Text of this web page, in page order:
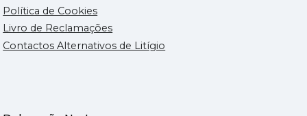
Política de Cookies
Livro de Reclamações
Contactos Alternativos de Litígio